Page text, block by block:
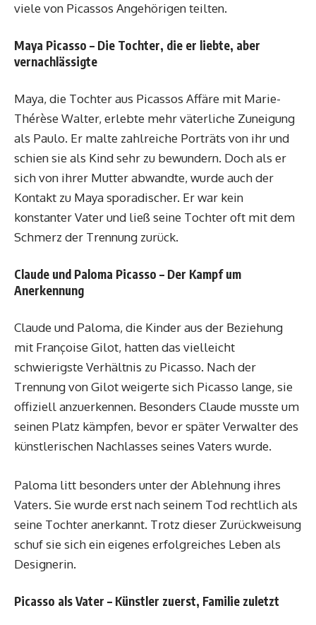
viele von Picassos Angehörigen teilten.
Maya Picasso – Die Tochter, die er liebte, aber
vernachlässigte
Maya, die Tochter aus Picassos Affäre mit Marie-
Thérèse Walter, erlebte mehr väterliche Zuneigung
als Paulo. Er malte zahlreiche Porträts von ihr und
schien sie als Kind sehr zu bewundern. Doch als er
sich von ihrer Mutter abwandte, wurde auch der
Kontakt zu Maya sporadischer. Er war kein
konstanter Vater und ließ seine Tochter oft mit dem
Schmerz der Trennung zurück.
Claude und Paloma Picasso – Der Kampf um
Anerkennung
Claude und Paloma, die Kinder aus der Beziehung
mit Françoise Gilot, hatten das vielleicht
schwierigste Verhältnis zu Picasso. Nach der
Trennung von Gilot weigerte sich Picasso lange, sie
offiziell anzuerkennen. Besonders Claude musste um
seinen Platz kämpfen, bevor er später Verwalter des
künstlerischen Nachlasses seines Vaters wurde.
Paloma litt besonders unter der Ablehnung ihres
Vaters. Sie wurde erst nach seinem Tod rechtlich als
seine Tochter anerkannt. Trotz dieser Zurückweisung
schuf sie sich ein eigenes erfolgreiches Leben als
Designerin.
Picasso als Vater – Künstler zuerst, Familie zuletzt